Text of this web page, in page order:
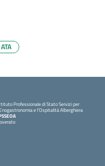
Professionale di Stato Servizi per
e l'Ospitalità Alberghiera